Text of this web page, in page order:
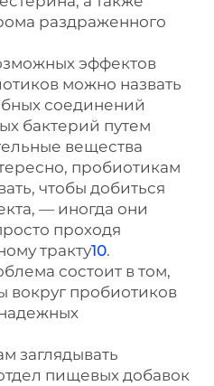
раздраженного
эффектов
можно назвать
соединений
бактерий путем
вещества
пробиотикам
чтобы добиться
— иногда они
проходя
тракту10.
состоит в том,
вокруг пробиотиков
заглядывать
пищевых добавок